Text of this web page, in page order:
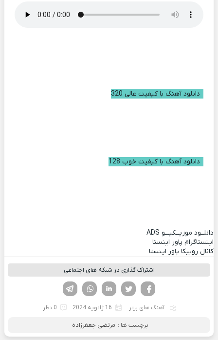
دانلود آهنگ با کیفیت عالی 320
دانلود آهنگ با کیفیت خوب 128
دانلــود موزیــکیـــو ADS
اینستاگرام پاور اینستا
کانال روبیکا پاور اینستا
اشتراک گذاری در شبکه های اجتماعی
لینکدین تویتر
فیسوک
آهنگ های برتر 16 ژانویه 2024 0 نظر
برچسب ها : مرتضی جعفرزاده